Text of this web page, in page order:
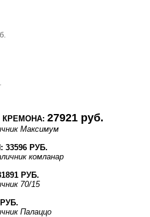
КРЕМОНА: 27921 руб.
Максимум
РУБ.
комланар
РУБ.
70/15
Палаццо